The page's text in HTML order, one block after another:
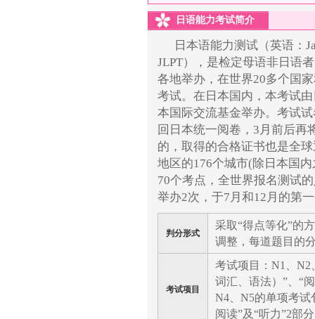
日语能力考试简介
日本语能力测试（英语：
JLPT），是检定母语非日语
各地举办，在世界20多个国
考试。在日本国内，本考试
本国际交流基金举办。考试
回日本统一阅卷，3月前后再
的，取得的合格证书也是全
地区的176个城市(除日本国
70个考点，全世界报名测试
举办2次，于7月和12月的第
判分形式
采取“得点等化”的
调整，每道题目的
考试项目
考试项目：N1、N2
词汇、语法）”、“
N4、N5的单项考试
阅读”及“听力”2部